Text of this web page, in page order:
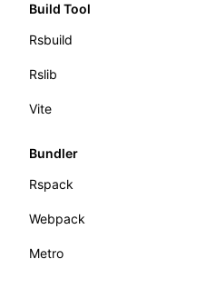
Build Tool
Rsbuild
Rslib
Vite
Bundler
Rspack
Webpack
Metro